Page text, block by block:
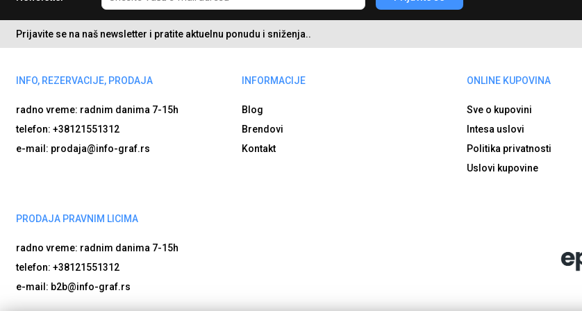
Prijavite se na naš newsletter i pratite aktuelnu ponudu i sniženja..
INFO, REZERVACIJE, PRODAJA
radno vreme: radnim danima 7-15h
telefon: +38121551312
e-mail: prodaja@info-graf.rs
PRODAJA PRAVNIM LICIMA
radno vreme: radnim danima 7-15h
telefon: +38121551312
e-mail: b2b@info-graf.rs
INFORMACIJE
Blog
Brendovi
Kontakt
ONLINE KUPOVINA
Sve o kupovini
Intesa uslovi
Politika privatnosti
Uslovi kupovine